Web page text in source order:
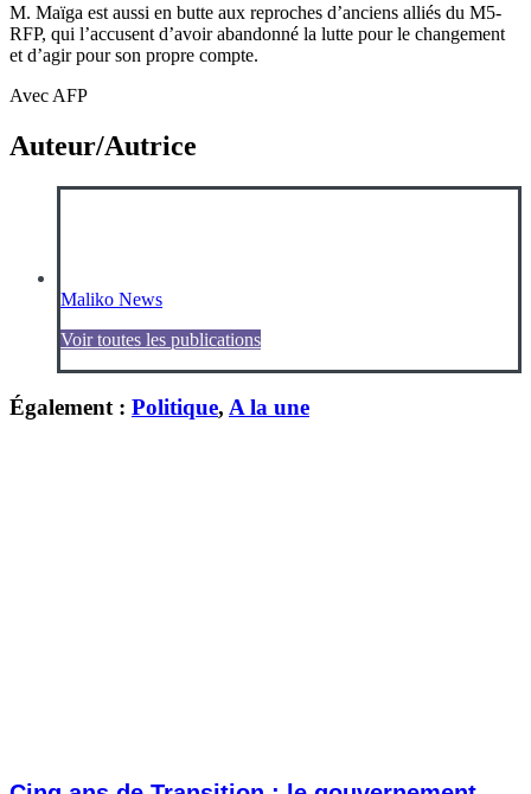
M. Maïga est aussi en butte aux reproches d’anciens alliés du M5-
RFP, qui l’accusent d’avoir abandonné la lutte pour le changement
et d’agir pour son propre compte.
Avec AFP
Auteur/Autrice
Maliko News
Voir toutes les publications
Également : Politique, A la une